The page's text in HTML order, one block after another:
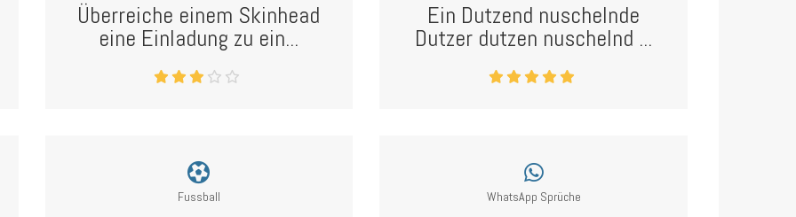
Überreiche einem Skinhead
eine Einladung zu ein...
Ein Dutzend nuschelnde
Dutzer dutzen nuschelnd ...
Fussball WhatsApp Sprüche